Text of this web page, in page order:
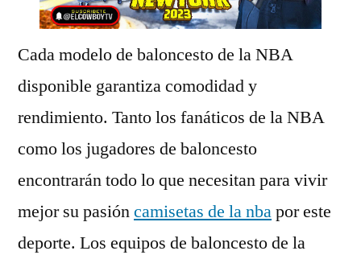
Cada modelo de baloncesto de la NBA
disponible garantiza comodidad y
rendimiento. Tanto los fanáticos de la NBA
como los jugadores de baloncesto
encontrarán todo lo que necesitan para vivir
mejor su pasióncamisetas de la nbapor este
deporte. Los equipos de baloncesto de la